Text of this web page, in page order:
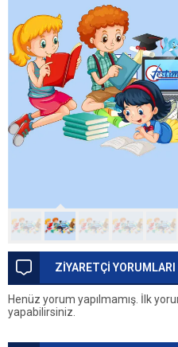
ZİYARETÇİ YORUMLARI
Henüz yorum yapılmamış. İlk
yapabilirsiniz.